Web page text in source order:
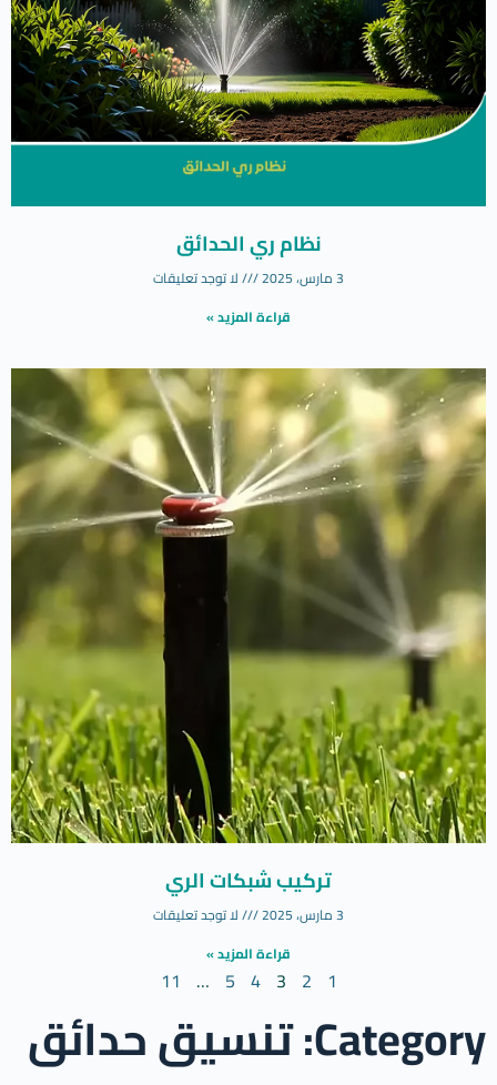
نظام ري الحدائق
3 مارس، 2025
لا توجد تعليقات
قراءة المزيد »
تركيب شبكات الري
3 مارس، 2025
لا توجد تعليقات
قراءة المزيد »
1
2
3
4
5
…
11
Category: تنسيق حدائق